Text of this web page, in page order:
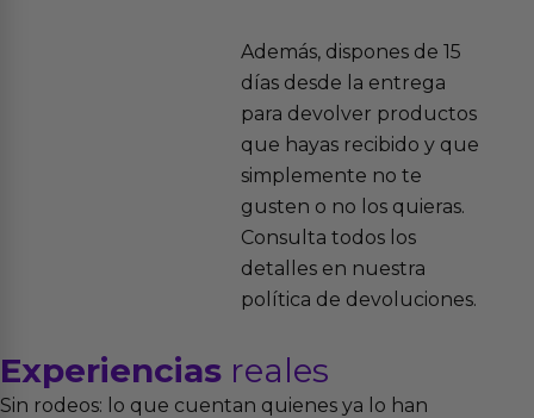
Además, dispones de 15
días desde la entrega
para devolver productos
que hayas recibido y que
simplemente no te
gusten o no los quieras.
Consulta todos los
detalles en nuestra
política de devoluciones.
Experiencias reales
Sin rodeos: lo que cuentan quienes ya lo han